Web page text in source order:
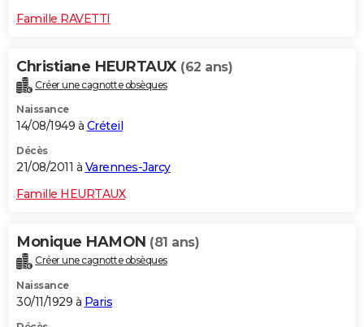
Famille RAVETTI
Christiane HEURTAUX (62 ans)
Créer une cagnotte obsèques
Naissance
14/08/1949 à Créteil
Décès
21/08/2011 à Varennes-Jarcy
Famille HEURTAUX
Monique HAMON (81 ans)
Créer une cagnotte obsèques
Naissance
30/11/1929 à Paris